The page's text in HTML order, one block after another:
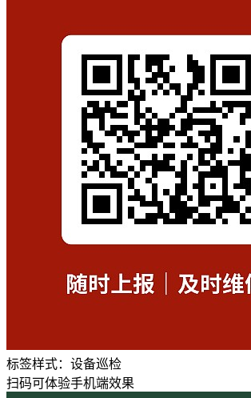
标签样式： 设备巡检
扫码可体验手机端效果